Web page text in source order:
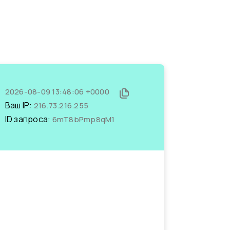
2026-08-09 13:48:06 +0000
Ваш IP: 216.73.216.255
ID запроса: 6mT8bPmp8qM1